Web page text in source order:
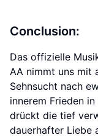
Conclusion:
Das offizielle
AA nimmt uns mit
Sehnsucht nach
innerem Frieden
drückt die tief
dauerhafter Liebe